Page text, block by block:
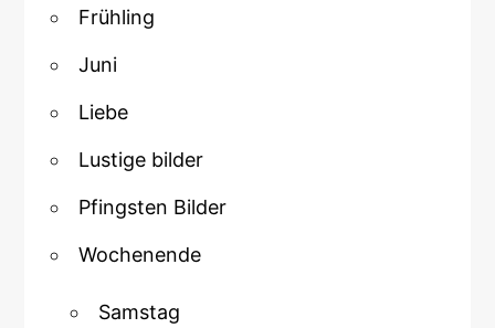
Frühling
Juni
Liebe
Lustige bilder
Pfingsten Bilder
Wochenende
Samstag